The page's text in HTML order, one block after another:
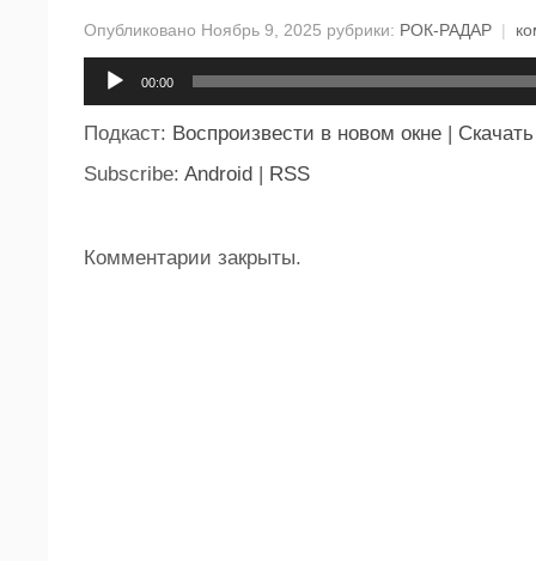
Опубликовано Ноябрь 9, 2025 рубрики: РОК-РАДАР |
00:00
Подкаст: Воспроизвести в новом окне | Скачать
Subscribe: Android | RSS
Комментарии закрыты.